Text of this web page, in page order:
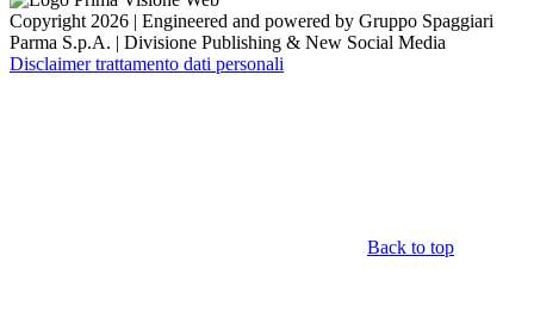
Copyright 2026 | Engineered and powered by Gruppo Spaggiari
Parma S.p.A. | Divisione Publishing & New Social Media
Disclaimer trattamento dati personali
Back to top